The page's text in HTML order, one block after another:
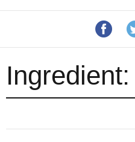
Ingredient: